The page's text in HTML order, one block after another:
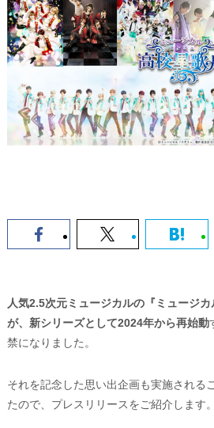
人気2.5次元ミュージカルの『ミュージ
が、新シリーズとして2024年から再始動
禁になりました。
それを記念した思い出企画も実施される
たので、プレスリリースをご紹介します。